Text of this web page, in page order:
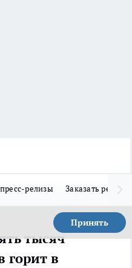
релизы Заказать
Принять
тысяч
горит в